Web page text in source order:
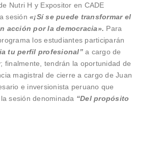
Nutri H y Expositor en CADE
sesión «¡Sí se puede transformar el
acción por la democracia». Para
los estudiantes participarán
tu perfil profesional” a cargo de
finalmente, tendrán la oportunidad de
magistral de cierre a cargo de Juan
e inversionista peruano que
sesión denominada “Del propósito